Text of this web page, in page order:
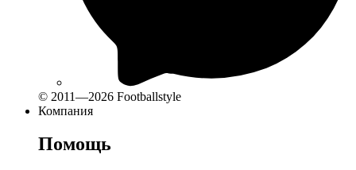
© 2011—2026 Footballstyle
Компания
Помощь